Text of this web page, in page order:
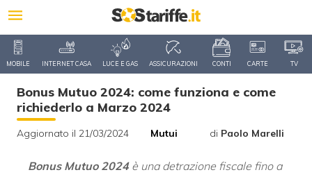
MOBILE INTERNET CASA LUCE E GAS ASSICURAZIONI CONTI CARTE TV
Bonus Mutuo 2024: come funziona e come
richiederlo a Marzo 2024
Aggiornato il 21/03/2024 Mutui di Paolo Marelli
Bonus Mutuo 2024è una detrazione fiscale fino a